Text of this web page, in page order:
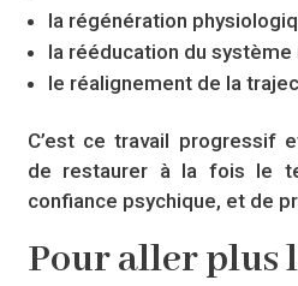
la régénération
la rééducation du système
le réalignement de la
C’est ce travail progressif
de restaurer à la fois le
confiance psychique, et de
Pour aller plus